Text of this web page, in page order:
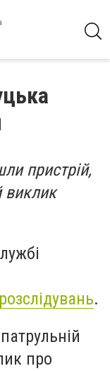
пристрій,
виклик
.
про